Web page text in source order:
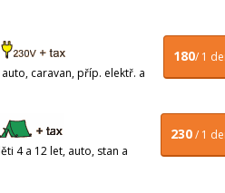
180/ 1
caravan, příp. elektř. a
230/ 1
4 a 12 let, auto, stan a